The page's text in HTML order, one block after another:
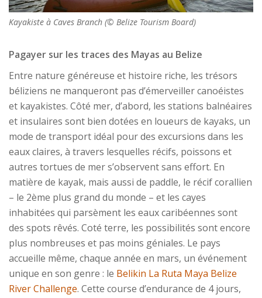
Kayakiste à Caves Branch (© Belize Tourism Board)
Pagayer sur les traces des Mayas au Belize
Entre nature généreuse et histoire riche, les trésors
béliziens ne manqueront pas d’émerveiller canoéistes
et kayakistes. Côté mer, d’abord, les stations balnéaires
et insulaires sont bien dotées en loueurs de kayaks, un
mode de transport idéal pour des excursions dans les
eaux claires, à travers lesquelles récifs, poissons et
autres tortues de mer s’observent sans effort. En
matière de kayak, mais aussi de paddle, le récif corallien
– le 2ème plus grand du monde – et les cayes
inhabitées qui parsèment les eaux caribéennes sont
des spots rêvés. Coté terre, les possibilités sont encore
plus nombreuses et pas moins géniales. Le pays
accueille même, chaque année en mars, un événement
unique en son genre : le Belikin La Ruta Maya Belize
River Challenge. Cette course d’endurance de 4 jours,